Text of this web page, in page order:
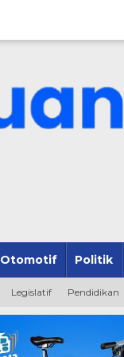
Otomotif Politik
Legislatif Pendidikan